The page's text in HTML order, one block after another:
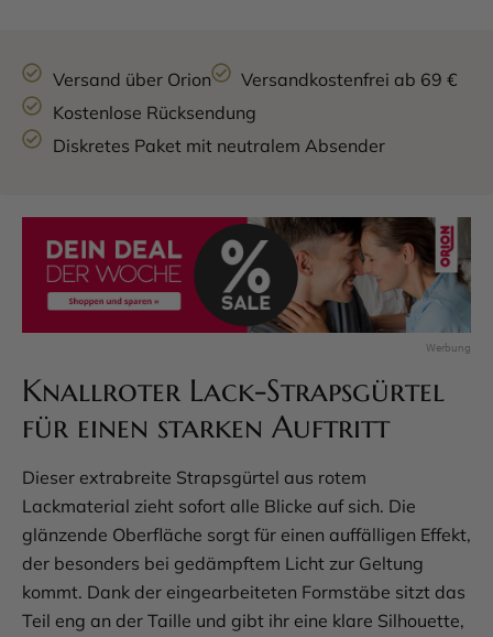
Versand über Orion
Versandkostenfrei ab 69 €
Kostenlose Rücksendung
Diskretes Paket mit neutralem Absender
Knallroter Lack-Strapsgürtel
für einen starken Auftritt
Dieser extrabreite Strapsgürtel aus rotem
Lackmaterial zieht sofort alle Blicke auf sich. Die
glänzende Oberfläche sorgt für einen auffälligen Effekt,
der besonders bei gedämpftem Licht zur Geltung
kommt. Dank der eingearbeiteten Formstäbe sitzt das
Teil eng an der Taille und gibt ihr eine klare Silhouette,